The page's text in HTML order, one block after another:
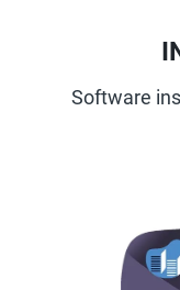
Software